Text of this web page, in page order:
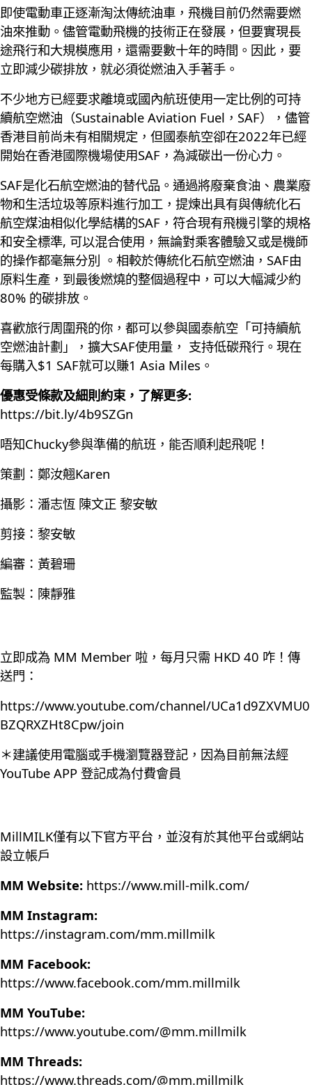
即使電動車正逐漸淘汰傳統油車，飛機目前仍然需要燃
油來推動。儘管電動飛機的技術正在發展，但要實現長
途飛行和大規模應用，還需要數十年的時間。因此，要
立即減少碳排放，就必須從燃油入手著手。
不少地方已經要求離境或國內航班使用一定比例的可持
續航空燃油（Sustainable Aviation Fuel，SAF），儘管
香港目前尚未有相關規定，但國泰航空卻在2022年已經
開始在香港國際機場使用SAF，為減碳出一份心力。
SAF是化石航空燃油的替代品。通過將廢棄食油、農業廢
物和生活垃圾等原料進行加工，提煉出具有與傳統化石
航空煤油相似化學結構的SAF，符合現有飛機引擎的規格
和安全標準, 可以混合使用，無論對乘客體驗又或是機師
的操作都毫無分別 。相較於傳統化石航空燃油，SAF由
原料生產，到最後燃燒的整個過程中，可以大幅減少約
80% 的碳排放。
喜歡旅行周圍飛的你，都可以參與國泰航空「可持續航
空燃油計劃」，擴大SAF使用量， 支持低碳飛行。現在
每購入$1 SAF就可以賺1 Asia Miles。
優惠受條款及細則約束，了解更多:
https://bit.ly/4b9SZGn
唔知Chucky參與準備的航班，能否順利起飛呢！
策劃：鄭汝翹Karen
攝影：潘志恆 陳文正 黎安敏
剪接：黎安敏
編審：黃碧珊
監製：陳靜雅
立即成為 MM Member 啦，每月只需 HKD 40 咋！傳
送門：
https://www.youtube.com/channel/UCa1d9ZXVMU0
BZQRXZHt8Cpw/join
＊建議使用電腦或手機瀏覽器登記，因為目前無法經
YouTube APP 登記成為付費會員
MillMILK僅有以下官方平台，並沒有於其他平台或網站
設立帳戶
MM Website: https://www.mill-milk.com/
MM Instagram:
https://instagram.com/mm.millmilk
MM Facebook:
https://www.facebook.com/mm.millmilk
MM YouTube:
https://www.youtube.com/@mm.millmilk
MM Threads:
https://www.threads.com/@mm.millmilk